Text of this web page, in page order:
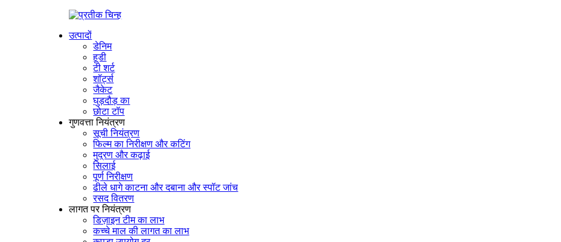
उत्पादों
डेनिम
हूडी
टी शर्ट
शॉर्ट्स
जैकेट
घुड़दौड़ का
छोटा टॉप
गुणवत्ता नियंत्रण
सूची नियंत्रण
फिल्म का निरीक्षण और कटिंग
मुद्रण और कढ़ाई
सिलाई
पूर्ण निरीक्षण
ढीले धागे काटना और दबाना और स्पॉट जांच
रसद वितरण
लागत पर नियंत्रण
डिज़ाइन टीम का लाभ
कच्चे माल की लागत का लाभ